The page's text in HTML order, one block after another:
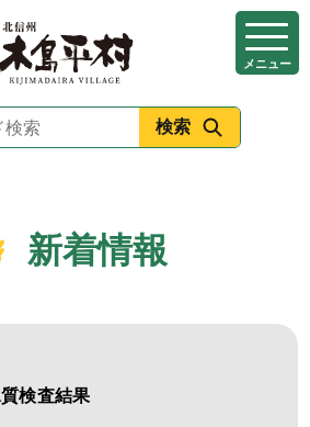
メニュー
新着情報
検査結果